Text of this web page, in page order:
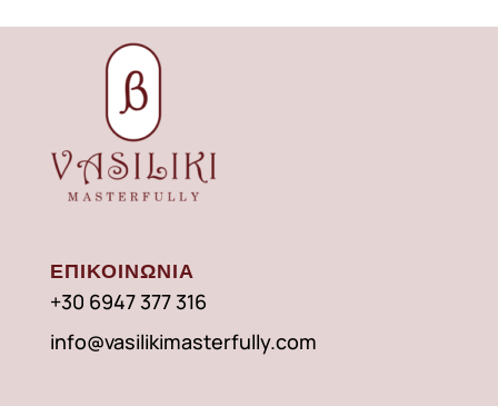
ΕΠΙΚΟΙΝΩΝΙΑ
+30 6947 377 316
info@vasilikimasterfully.com